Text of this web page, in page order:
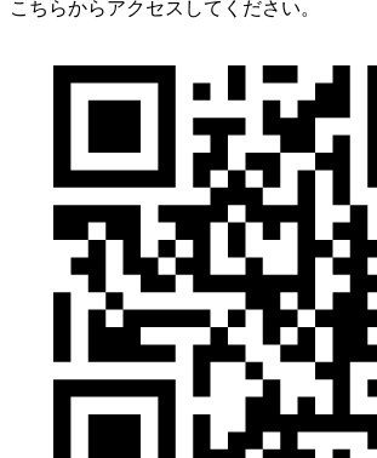
こちらからアクセスしてください。